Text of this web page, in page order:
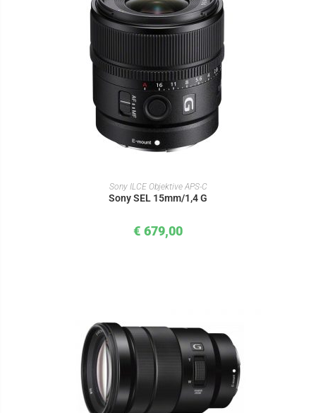
IN DEN WARENKORB
Sony ILCE Objektive APS-C
Sony SEL 15mm/1,4 G
€ 679,00